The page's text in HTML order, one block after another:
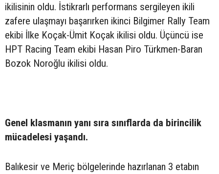
ikilisinin oldu. İstikrarlı performans sergileyen ikili
zafere ulaşmayı başarırken ikinci Bilgimer Rally Team
ekibi İlke Koçak-Ümit Koçak ikilisi oldu. Üçüncü ise
HPT Racing Team ekibi Hasan Piro Türkmen-Baran
Bozok Noroğlu ikilisi oldu.
Genel klasmanın yanı sıra sınıflarda da birincilik
mücadelesi yaşandı.
Balıkesir ve Meriç bölgelerinde hazırlanan 3 etabın